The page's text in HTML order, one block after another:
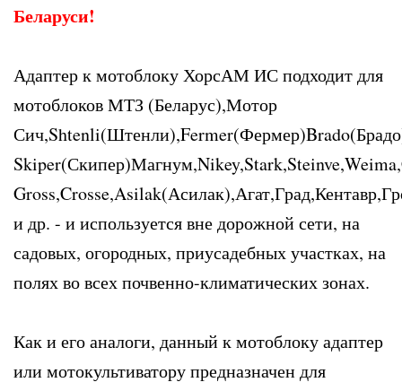
Беларуси!
Адаптер к мотоблоку ХорсАМ ИС подходит для
мотоблоков МТЗ (Беларус),Мотор
и др. - и используется вне дорожной сети, на
садовых, огородных, приусадебных участках, на
полях во всех почвенно-климатических зонах.
Как и его аналоги, данный к мотоблоку адаптер
или мотокультиватору предназначен для